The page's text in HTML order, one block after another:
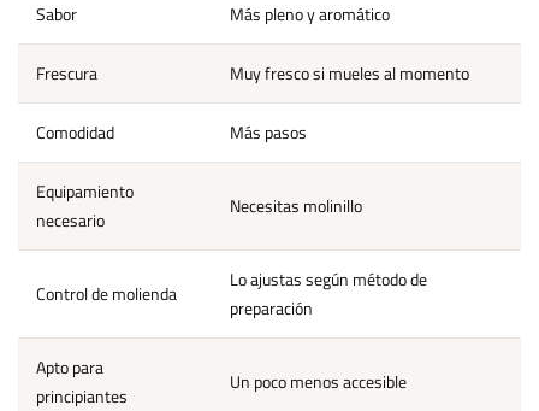
Sabor Más pleno y aromático
Frescura Muy fresco si mueles al momento
Comodidad Más pasos
Equipamiento
necesario
Necesitas molinillo
Control de molienda
Lo ajustas según método de
preparación
Apto para
principiantes
Un poco menos accesible